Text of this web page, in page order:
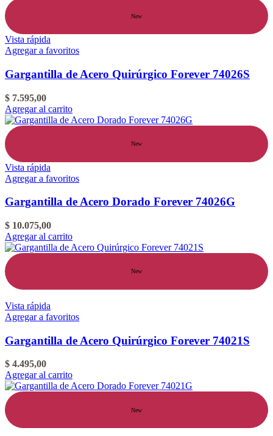
New
Vista rápida
Agregar a favoritos
Gargantilla de Acero Quirúrgico Forever 74026S
$ 7.595,00
Agregar al carrito
New
Vista rápida
Agregar a favoritos
Gargantilla de Acero Dorado Forever 74026G
$ 10.075,00
Agregar al carrito
New
Vista rápida
Agregar a favoritos
Gargantilla de Acero Quirúrgico Forever 74021S
$ 4.495,00
Agregar al carrito
New